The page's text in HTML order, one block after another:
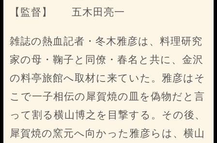
【監督】
五木田亮一
雑誌の熱血記者・冬木雅彦は、料理研究
家の母・鞠子と同僚・春名と共に、金沢
の料亭旅館へ取材に来ていた。雅彦はそ
こで一子相伝の犀賀焼の皿を偽物だと言
って割る横山博之を目撃する。その後、
犀賀焼の窯元へ向かった雅彦らは、横山